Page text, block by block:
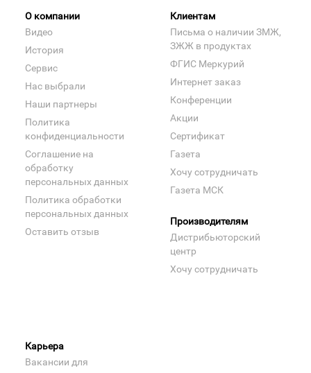
О компании
Видео
История
Сервис
Нас выбрали
Наши партнеры
Политика
конфиденциальности
Соглашение на
обработку
персональных данных
Политика обработки
персональных данных
Оставить отзыв
Клиентам
Письма о наличии ЗМЖ,
ЗЖЖ в продуктах
ФГИС Меркурий
Интернет заказ
Конференции
Акции
Сертификат
Газета
Хочу сотрудничать
Газета МСК
Производителям
Дистрибьюторский
центр
Хочу сотрудничать
Карьера
Вакансии для